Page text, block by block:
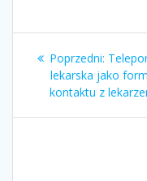
wpisu
Poprzedni:
wpis:
lekarska jako
kontaktu z